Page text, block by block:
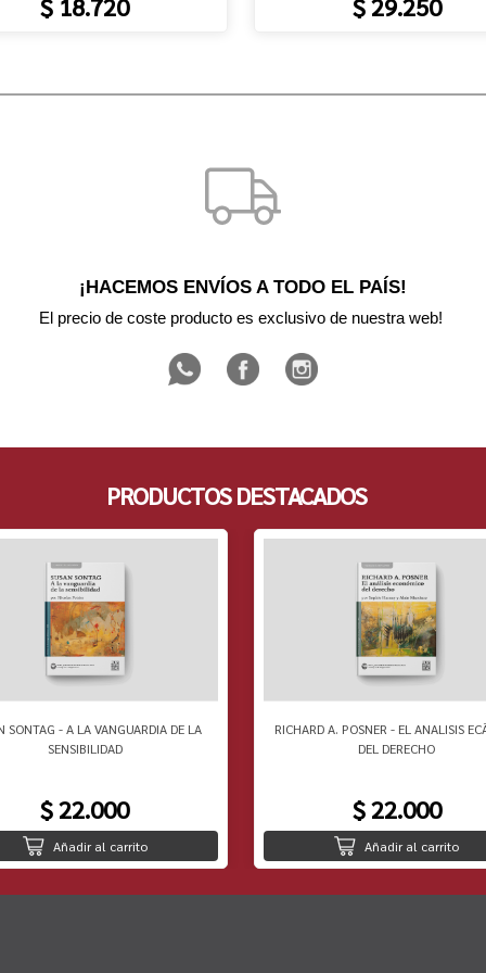
¡HACEMOS ENVÍOS A TODO EL PAÍS!
El precio de coste producto es exclusivo de nuestra web!
PRODUCTOS DESTACADOS
SONTAG - A LA VANGUARDIA DE LA
SENSIBILIDAD
$ 22.000
Añadir al carrito
RICHARD A. POSNER - EL ANALISIS
DEL DERECHO
$ 22.000
Añadir al carrito